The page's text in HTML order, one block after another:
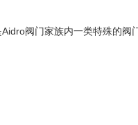
阀门家族内一类特殊的